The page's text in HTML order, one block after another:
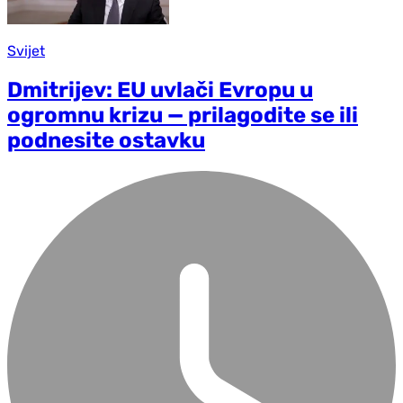
Svijet
Dmitrijev: EU uvlači Evropu u
ogromnu krizu — prilagodite se ili
podnesite ostavku